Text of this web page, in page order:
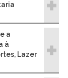
a
à
Lazer